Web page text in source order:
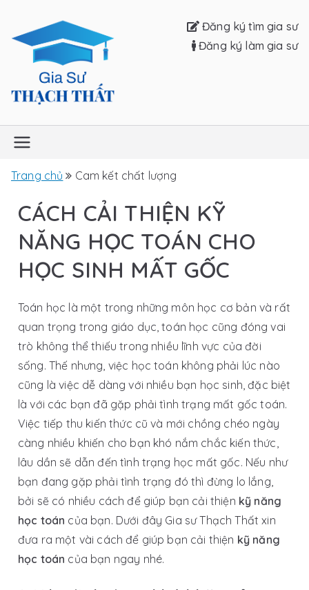
Thất
Đăng ký tìm gia sư
Đăng ký làm gia sư
Trang chủ Cam kết chất lượng
CÁCH CẢI THIỆN KỸ
NĂNG HỌC TOÁN CHO
HỌC SINH MẤT GỐC
Toán học là một trong những môn học cơ bản và rất
quan trọng trong giáo dục, toán học cũng đóng vai
trò không thể thiếu trong nhiều lĩnh vực của đời
sống. Thế nhưng, việc học toán không phải lúc nào
cũng là việc dễ dàng với nhiều bạn học sinh, đặc biệt
là với các bạn đã gặp phải tình trạng mất gốc toán.
Việc tiếp thu kiến thức cũ và mới chồng chéo ngày
càng nhiều khiến cho bạn khó nắm chắc kiến thức,
lâu dần sẽ dẫn đến tình trạng học mất gốc. Nếu như
bạn đang gặp phải tình trạng đó thì đừng lo lắng,
bởi sẽ có nhiều cách để giúp bạn cải thiện kỹ năng
học toán của bạn. Dưới đây Gia sư Thạch Thất xin
đưa ra một vài cách để giúp bạn cải thiện kỹ năng
học toán của bạn ngay nhé.